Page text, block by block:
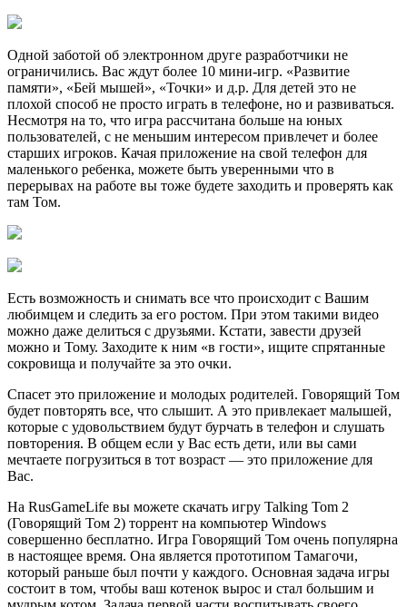
Одной заботой об электронном друге разработчики не
ограничились. Вас ждут более 10 мини-игр. «Развитие
памяти», «Бей мышей», «Точки» и д.р. Для детей это не
плохой способ не просто играть в телефоне, но и развиваться.
Несмотря на то, что игра рассчитана больше на юных
пользователей, с не меньшим интересом привлечет и более
старших игроков. Качая приложение на свой телефон для
маленького ребенка, можете быть уверенными что в
перерывах на работе вы тоже будете заходить и проверять как
там Том.
Есть возможность и снимать все что происходит с Вашим
любимцем и следить за его ростом. При этом такими видео
можно даже делиться с друзьями. Кстати, завести друзей
можно и Тому. Заходите к ним «в гости», ищите спрятанные
сокровища и получайте за это очки.
Спасет это приложение и молодых родителей. Говорящий Том
будет повторять все, что слышит. А это привлекает малышей,
которые с удовольствием будут бурчать в телефон и слушать
повторения. В общем если у Вас есть дети, или вы сами
мечтаете погрузиться в тот возраст — это приложение для
Вас.
На RusGameLife вы можете скачать игру Talking Tom 2
(Говорящий Том 2) торрент на компьютер Windows
совершенно бесплатно. Игра Говорящий Том очень популярна
в настоящее время. Она является прототипом Тамагочи,
который раньше был почти у каждого. Основная задача игры
состоит в том, чтобы ваш котенок вырос и стал большим и